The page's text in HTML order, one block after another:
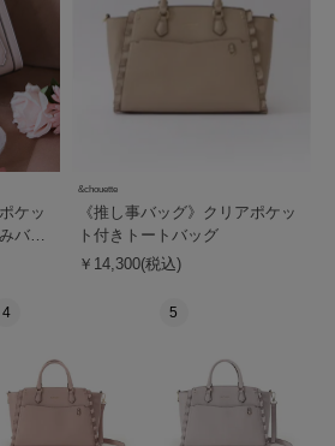
ケッ
バッ
&chouette
《推し事バッグ》クリアポケッ
ト付きトートバッグ
￥14,300(税込)
4 5